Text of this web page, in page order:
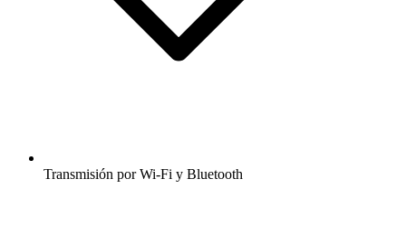
Transmisión por Wi-Fi y Bluetooth